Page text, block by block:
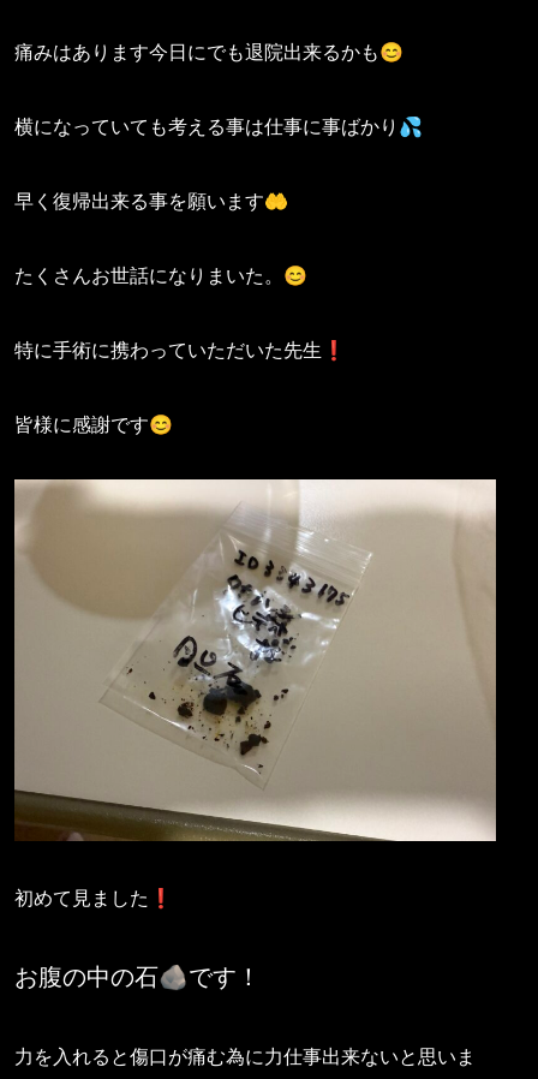
痛みはあります今日にでも退院出来るかも😊
横になっていても考える事は仕事に事ばかり💦
早く復帰出来る事を願います🤲
たくさんお世話になりまいた。😊
特に手術に携わっていただいた先生❗️
皆様に感謝です😊
初めて見ました❗️
お腹の中の石🪨です！
力を入れると傷口が痛む為に力仕事出来ないと思いま